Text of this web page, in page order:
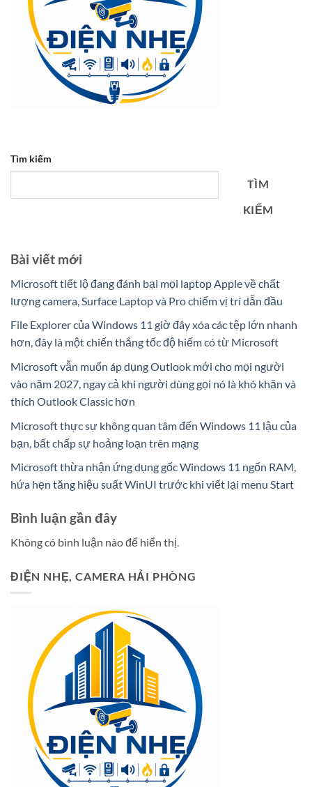
Tìm kiếm
TÌM
KIẾM
Bài viết mới
Microsoft tiết lộ đang đánh bại mọi laptop Apple về chất
lượng camera, Surface Laptop và Pro chiếm vị trí dẫn đầu
File Explorer của Windows 11 giờ đây xóa các tệp lớn nhanh
hơn, đây là một chiến thắng tốc độ hiếm có từ Microsoft
Microsoft vẫn muốn áp dụng Outlook mới cho mọi người
vào năm 2027, ngay cả khi người dùng gọi nó là khó khăn và
thích Outlook Classic hơn
Microsoft thực sự không quan tâm đến Windows 11 lậu của
bạn, bất chấp sự hoảng loạn trên mạng
Microsoft thừa nhận ứng dụng gốc Windows 11 ngốn RAM,
hứa hẹn tăng hiệu suất WinUI trước khi viết lại menu Start
Bình luận gần đây
Không có bình luận nào để hiển thị.
ĐIỆN NHẸ, CAMERA HẢI PHÒNG